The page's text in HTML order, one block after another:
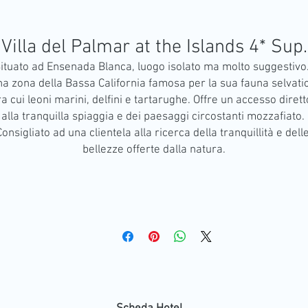
Villa del Palmar at the Islands 4* Sup.
ad Ensenada Blanca, luogo isolato ma molto
zona della Bassa California famosa per la sua fauna
cui leoni marini, delfini e tartarughe. Offre un accesso
alla tranquilla spiaggia e dei paesaggi circostanti mozzafiato.
ad una clientela alla ricerca della tranquillità e delle
bellezze offerte dalla natura.